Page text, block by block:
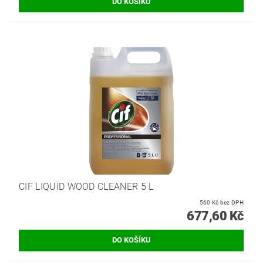
CIF LIQUID WOOD CLEANER 5 L
560 Kč bez DPH
677,60 Kč